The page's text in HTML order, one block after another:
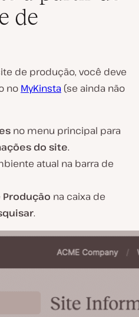
de
de produção, você deve
no MyKinsta (se ainda não
no menu principal para
do site.
atual na barra de
Produção na caixa de
.